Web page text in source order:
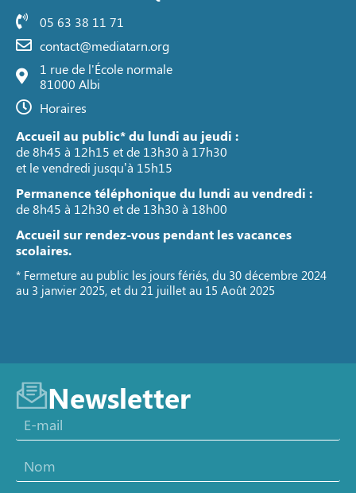
05 63 38 11 71
contact@mediatarn.org
1 rue de l'École normale
81000 Albi
Horaires
Accueil au public* du lundi au jeudi :
de 8h45 à 12h15 et de 13h30 à 17h30
et le vendredi jusqu’à 15h15
Permanence téléphonique du lundi au vendredi :
de 8h45 à 12h30 et de 13h30 à 18h00
Accueil sur rendez-vous pendant les vacances
scolaires.
* Fermeture au public les jours fériés, du 30 décembre 2024
au 3 janvier 2025, et du 21 juillet au 15 Août 2025
Newsletter